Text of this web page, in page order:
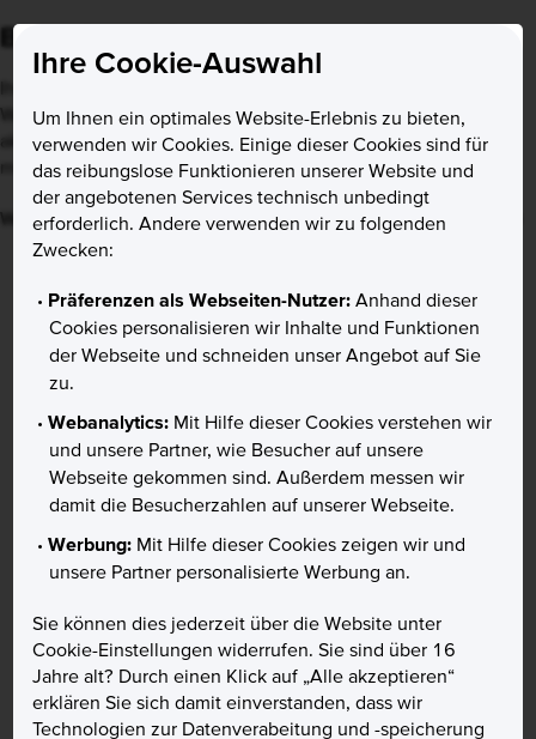
Ihre Cookie-Auswahl
Um Ihnen ein optimales Website-Erlebnis zu bieten,
verwenden wir Cookies. Einige dieser Cookies sind für
das reibungslose Funktionieren unserer Website und
der angebotenen Services technisch unbedingt
erforderlich. Andere verwenden wir zu folgenden
Zwecken:
Präferenzen als Webseiten-Nutzer:Anhand dieser
Cookies personalisieren wir Inhalte und Funktionen
der Webseite und schneiden unser Angebot auf Sie
zu.
Webanalytics: Mit Hilfe dieser Cookies verstehen wir
und unsere Partner, wie Besucher auf unsere
Webseite gekommen sind. Außerdem messen wir
damit die Besucherzahlen auf unserer Webseite.
Werbung: Mit Hilfe dieser Cookies zeigen wir und
unsere Partner personalisierte Werbung an.
Sie können dies jederzeit über die Website unter
Cookie-Einstellungen widerrufen. Sie sind über 16
Jahre alt? Durch einen Klick auf „Alle akzeptieren“
erklären Sie sich damit einverstanden, dass wir
Technologien zur Datenverabeitung und -speicherung
Bitte aktualisieren Sie Ihren Browser
Website sind eingeschränkt oder nicht verfügbar. Bitte
aktualisieren Sie Ihren Browser auf eine neuere Version, um
mögliche Sicherheitsrisiken zu minimieren.
Weitere Informationen Ignorieren